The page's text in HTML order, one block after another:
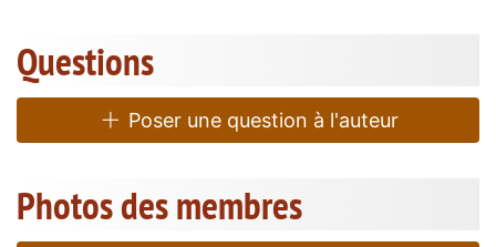
Questions
Poser une question à l'auteur
Photos des membres